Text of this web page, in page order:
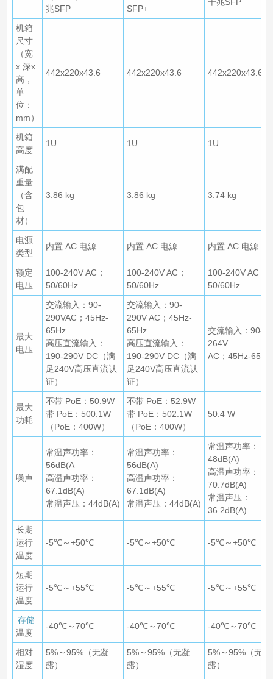
兆SFP
SFP+
千兆SFP
机箱
尺寸
（宽
x 深x
高，
单
位：
mm）
442x220x43.6 442x220x43.6 442x220x43.6
机箱
高度
1U 1U 1U
满配
重量
（含
包
材）
3.86 kg 3.86 kg 3.74 kg
电源
类型
内置 AC 电源 内置 AC 电源 内置 AC 电源
额定
电压
100-240V AC；
50/60Hz
100-240V AC；
50/60Hz
100-240V AC；
50/60Hz
最大
电压
交流输入：90-
290VAC；45Hz-
65Hz
高压直流输入：
190-290V DC（满
足240V高压直流认
证）
交流输入：90-
290VAC；45Hz-
65Hz
高压直流输入：
190-290V DC（满
足240V高压直流认
证）
交流输入：90-
264V
AC；45Hz-65Hz
最大
功耗
不带 PoE：50.9W
带 PoE：500.1W
（PoE：400W）
不带 PoE：52.9W
带 PoE：502.1W
（PoE：400W）
50.4 W
噪声
常温声功率：
56dB(A
高温声功率：
67.1dB(A)
常温声压：44dB(A)
常温声功率：
56dB(A)
高温声功率：
67.1dB(A)
常温声压：44dB(A)
常温声功率：
48dB(A)
高温声功率：
70.7dB(A)
常温声压：
36.2dB(A)
长期
运行
温度
-5℃～+50℃ -5℃～+50℃ -5℃～+50℃
短期
运行
温度
-5℃～+55℃ -5℃～+55℃ -5℃～+55℃
存储
温度
-40℃～70℃ -40℃～70℃ -40℃～70℃
相对
湿度
5%～95%（无凝
露）
5%～95%（无凝
露）
5%～95%（无凝
露）